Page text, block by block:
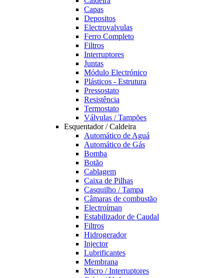
Capas
Depositos
Electrovalvulas
Ferro Completo
Filtros
Interruptores
Juntas
Módulo Electrónico
Plásticos - Estrutura
Pressostato
Resistência
Termostato
Válvulas / Tampões
Esquentador / Caldeira
Automático de Aguá
Automático de Gás
Bomba
Botão
Cablagem
Caixa de Pilhas
Casquilho / Tampa
Câmaras de combustão
Electroíman
Estabilizador de Caudal
Filtros
Hidrogerador
Injector
Lubrificantes
Membrana
Micro / Interruptores